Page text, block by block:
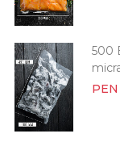
500